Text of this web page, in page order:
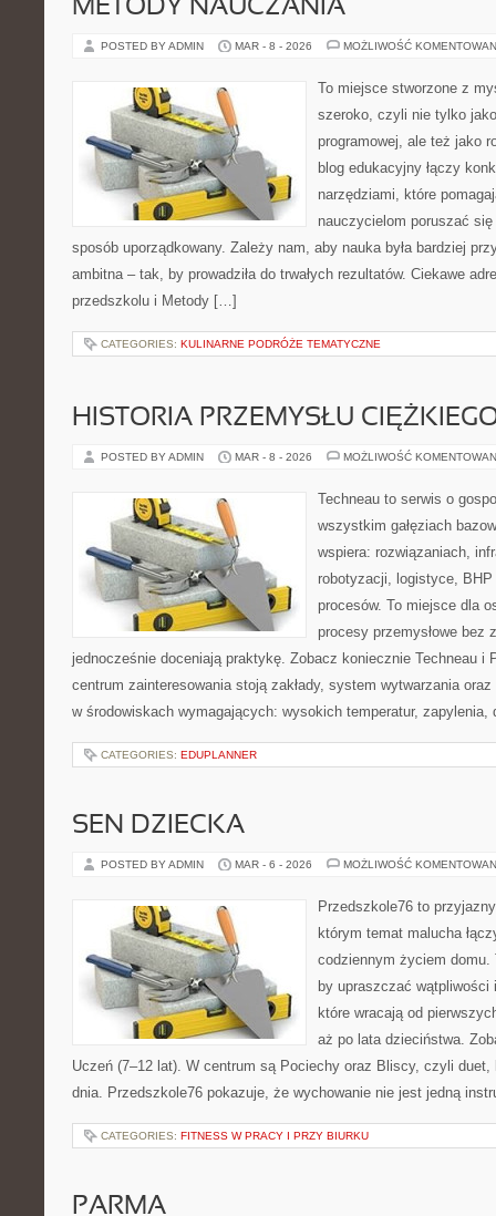
METODY NAUCZANIA
POSTED BY ADMIN MAR - 8 - 2026 MOŻLIWOŚĆ
To miejsce stworzone z
szeroko, czyli nie tylko
programowej, ale też jako
blog edukacyjny łączy
narzędziami, które
nauczycielom poruszać
sposób uporządkowany. Zależy nam, aby nauka była bardziej
ambitna – tak, by prowadziła do trwałych rezultatów. Ciekawe
przedszkolu i Metody […]
CATEGORIES: KULINARNE PODRÓŻE TEMATYCZNE
HISTORIA PRZEMYSŁU
POSTED BY ADMIN MAR - 8 - 2026 MOŻLIWOŚĆ
Techneau to serwis o
wszystkim gałęziach
wspiera: rozwiązaniach,
robotyzacji, logistyce,
procesów. To miejsce dla
procesy przemysłowe bez
jednocześnie doceniają praktykę. Zobacz koniecznie Techneau i
centrum zainteresowania stoją zakłady, system wytwarzania
w środowiskach wymagających: wysokich temperatur,
CATEGORIES: EDUPLANNER
SEN DZIECKA
POSTED BY ADMIN MAR - 6 - 2026 MOŻLIWOŚĆ
Przedszkole76 to
którym temat malucha
codziennym życiem
by upraszczać wątpliwości
które wracają od
aż po lata dzieciństwa.
Uczeń (7–12 lat). W centrum są Pociechy oraz Bliscy, czyli duet,
dnia. Przedszkole76 pokazuje, że wychowanie nie jest jedną
CATEGORIES: FITNESS W PRACY I PRZY BIURKU
PARMA